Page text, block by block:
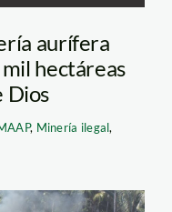
aurífera
hectáreas
Dios
, Minería ilegal,